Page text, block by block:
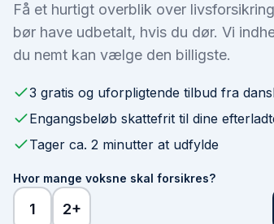
Få et hurtigt overblik over
bør have udbetalt, hvis du dør. Vi
du nemt kan vælge den billigste.
3 gratis og uforpligtende tilbud fra
Engangsbeløb skattefrit til dine
Tager ca. 2 minutter at udfylde
Hvor mange voksne skal forsikres?
1 2+